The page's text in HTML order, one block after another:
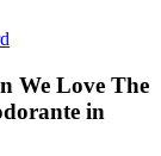
We Love The
in